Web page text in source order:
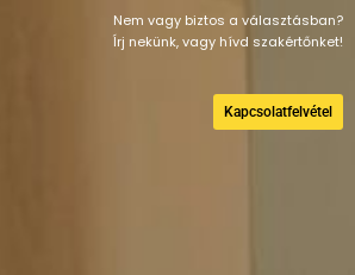
Nem vagy biztos a választásban?
Írj nekünk, vagy hívd szakértőnket!
Kapcsolatfelvétel